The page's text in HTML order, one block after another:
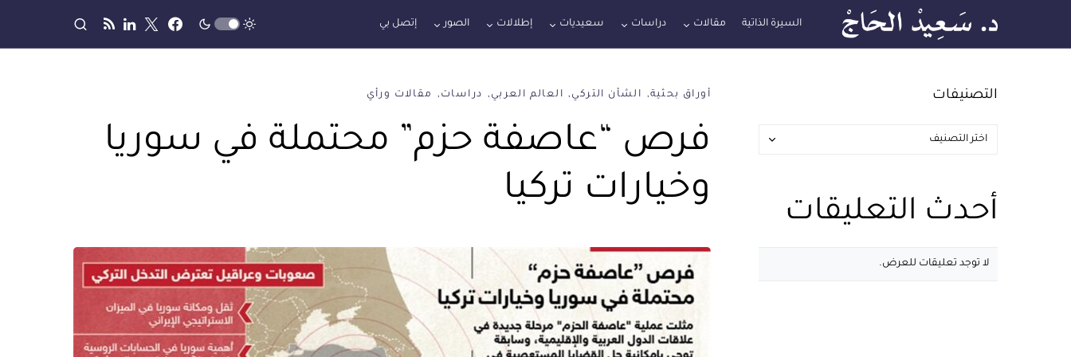
السيرة الذاتية مقالات دراسات سعيديات إطلالات الصور إتصل بي
أوراق بحثية الشأن التركي العالم العربي دراسات مقالات ورأي
فرص “عاصفة حزم” محتملة في سوريا
وخيارات تركيا
التصنيفات
أحدث التعليقات
لا توجد تعليقات للعرض.